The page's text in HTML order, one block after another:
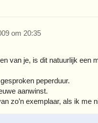
om 20:35
van je, is dit natuurlijk een
peperduur.
aanwinst.
zo’n exemplaar, als ik me